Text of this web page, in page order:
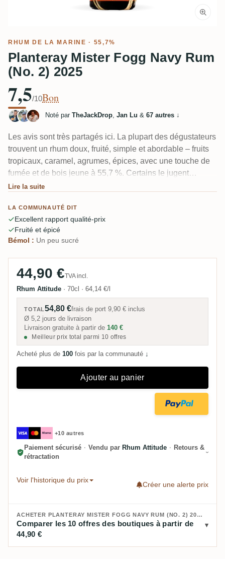
RHUM DE LA MARINE · 55,7%
Planteray Mister Fogg Navy Rum
(No. 2) 2025
7,5/10Bon
Noté par TheJackDrop, Jan Lu & 67 autres ↓
Les avis sont très partagés ici. La plupart des dégustateurs
trouvent un rhum doux, fruité, simple et abordable – fruits
tropicaux, caramel, agrumes, épices, avec une touche de
fumée et de bois jeune à 55,7 %. Certains le jugent
déséquilibré ou un peu artificiel, attribuant cela à la part de
et abordable" qu’un vrai blend Navy sérieux, mais
vraiment amusant pour le prix.
Lire la suite
LA COMMUNAUTÉ DIT
Excellent rapport qualité-prix
Fruité et épicé
Bémol : Un peu sucré
44,90 €TVA incl.
Rhum Attitude · 70cl · 64,14 €/l
TOTAL54,80 €frais de port9,90 € inclus
Ø 5,2 jours de livraison
Livraison gratuite à partir de 140 €
Meilleur prix total parmi 10 offres
Acheté plus de 100 fois par la communauté ↓
Ajouter au panier
+10 autres
Paiement sécurisé · Vendu par Rhum Attitude · Retours &
rétractation
Voir l'historique du prix
Créer une alerte prix
ACHETER PLANTERAY MISTER FOGG NAVY RUM (NO. 2) 2025 :
Comparer les 10 offres des boutiques à partir de
44,90 €